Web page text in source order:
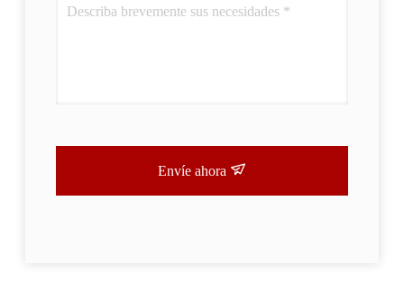
Envíe ahora